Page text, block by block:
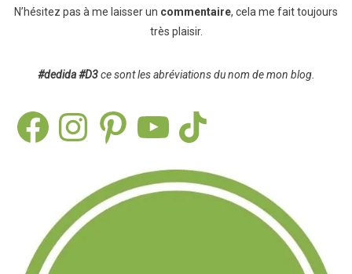
N’hésitez pas à me laisser un commentaire, cela me fait toujours
très plaisir.
#dedida #D3ce sont les abréviations du nom de mon blog.
FacebookInstagramPinterest TikTok